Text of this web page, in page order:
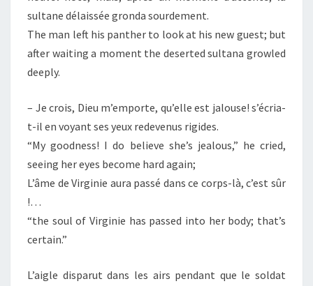
sultane délaissée gronda sourdement.
The man left his panther to look at his new guest; but
after waiting a moment the deserted sultana growled
deeply.
– Je crois, Dieu m’emporte, qu’elle est jalouse! s’écria-
t-il en voyant ses yeux redevenus rigides.
“My goodness! I do believe she’s jealous,” he cried,
seeing her eyes become hard again;
L’âme de Virginie aura passé dans ce corps-là, c’est sûr
!…
“the soul of Virginie has passed into her body; that’s
certain.”
L’aigle disparut dans les airs pendant que le soldat